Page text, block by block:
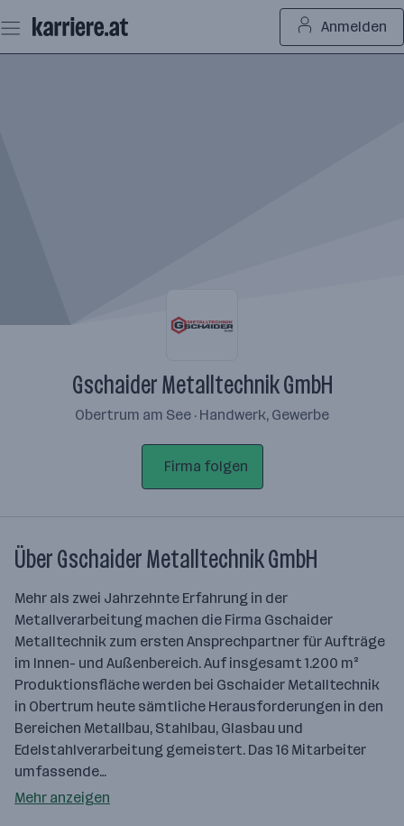
Seiteninhalt
springen
Anmelden
Gschaider Metalltechnik GmbH
Obertrum am See · Handwerk, Gewerbe
Firma folgen
Über Gschaider Metalltechnik GmbH
Mehr als zwei Jahrzehnte Erfahrung in der
Metallverarbeitung machen die Firma Gschaider
Metalltechnik zum ersten Ansprechpartner für Aufträge
im Innen- und Außenbereich. Auf insgesamt 1.200 m²
Produktionsfläche werden bei Gschaider Metalltechnik
in Obertrum heute sämtliche Herausforderungen in den
Bereichen Metallbau, Stahlbau, Glasbau und
Edelstahlverarbeitung gemeistert. Das 16 Mitarbeiter
umfassende…
Mehr anzeigen